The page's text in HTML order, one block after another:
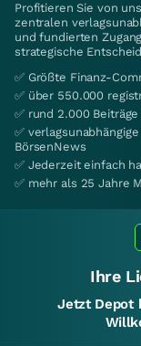
Profitieren Sie von
zentralen
und fundierten
strategische
✅ Größte Finanz-
✅ über 550.000
✅ rund 2.000 Beiträge
✅
BörsenNews
✅ Jederzeit einfach
✅ mehr als 25 Jahre
Ihre
Jetzt Depot